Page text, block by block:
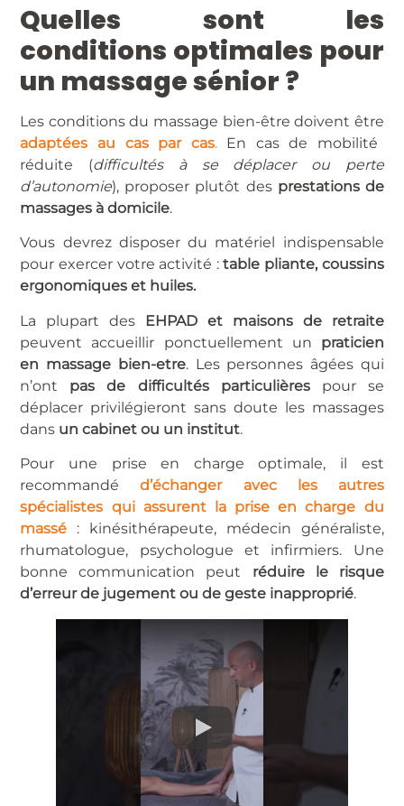
Quelles sont les
conditions optimales pour
un massage sénior ?
Les conditions du massage bien-être doivent être
adaptées au cas par cas.En cas de mobilité
réduite (difficultés à se déplacer ou perte
d’autonomie), proposer plutôt des prestations de
massages à domicile.
Vous devrez disposer du matériel indispensable
pour exercer votre activité :table pliante, coussins
ergonomiques et huiles.
La plupart des EHPAD et maisons de retraite
peuvent accueillir ponctuellement un praticien
en massage bien-etre. Les personnes âgées qui
n’ont pas de difficultés particulièrespour se
déplacer privilégieront sans doute les massages
dans un cabinet ou un institut.
Pour une prise en charge optimale, il est
recommandéd’échanger avec les autres
spécialistes qui assurent la prise en charge du
massé : kinésithérapeute, médecin généraliste,
rhumatologue, psychologue et infirmiers. Une
bonne communication peut réduire le risque
d’erreur de jugement ou de geste inapproprié.